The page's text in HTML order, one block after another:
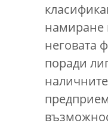
намиране
неговата
поради